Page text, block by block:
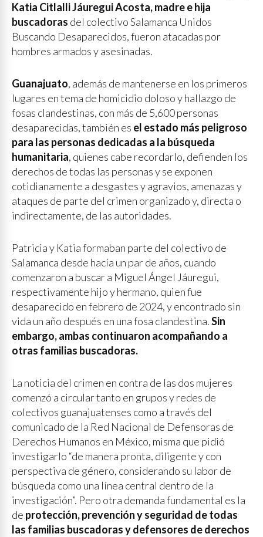
Katia Citlalli Jáuregui Acosta, madre e hija
buscadoras del colectivo Salamanca Unidos
Buscando Desaparecidos, fueron atacadas por
hombres armados y asesinadas.
Guanajuato, además de mantenerse en los primeros
lugares en tema de homicidio doloso y hallazgo de
fosas clandestinas, con más de 5,600 personas
desaparecidas, también es el estado más peligroso
para las personas dedicadas a la búsqueda
humanitaria, quienes cabe recordarlo, defienden los
derechos de todas las personas y se exponen
cotidianamente a desgastes y agravios, amenazas y
ataques de parte del crimen organizado y, directa o
indirectamente, de las autoridades.
Patricia y Katia formaban parte del colectivo de
Salamanca desde hacía un par de años, cuando
comenzaron a buscar a Miguel Ángel Jáuregui,
respectivamente hijo y hermano, quien fue
desaparecido en febrero de 2024, y encontrado sin
vida un año después en una fosa clandestina.Sin
embargo, ambas continuaron acompañando a
otras familias buscadoras.
La noticia del crimen en contra de las dos mujeres
comenzó a circular tanto en grupos y redes de
colectivos guanajuatenses como a través del
comunicado de la Red Nacional de Defensoras de
Derechos Humanos en México, misma que pidió
investigarlo “de manera pronta, diligente y con
perspectiva de género, considerando su labor de
búsqueda como una línea central dentro de la
investigación”. Pero otra demanda fundamental es la
de protección, prevención y seguridad de todas
las familias buscadoras y defensores de derechos